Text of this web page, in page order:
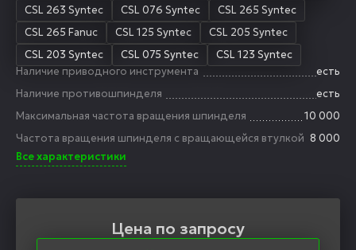
CSL 263 Syntec
CSL 076 Syntec
CSL 265 Syntec
CSL 265 Fanuc
CSL 125 Syntec
CSL 205 Syntec
CSL 203 Syntec
CSL 075 Syntec
CSL 123 Syntec
Наличие приводного инструмента
есть
Наличие противошпинделя
есть
Максимальная частота вращения шпинделя
10 000
Частота вращения шпинделя с вращающейся втулкой 8 000
Все характеристики
Цена по запросу